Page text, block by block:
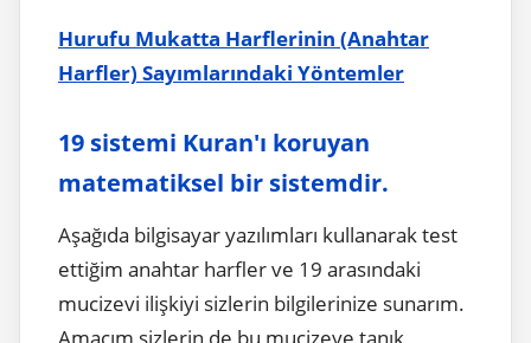
Hurufu Mukatta Harflerinin (Anahtar
Harfler) Sayımlarındaki Yöntemler
19 sistemi Kuran'ı koruyan
matematiksel bir sistemdir.
Aşağıda bilgisayar yazılımları kullanarak test
ettiğim anahtar harfler ve 19 arasındaki
mucizevi ilişkiyi sizlerin bilgilerinize sunarım.
Amacım sizlerin de bu mucizeye tanık